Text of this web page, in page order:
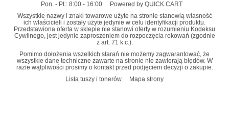
Pon. - Pt.: 8:00 - 16:00
Powered by QUICK.CART
Wszystkie nazwy i znaki towarowe użyte na stronie stanowią własność
ich właścicieli i zostały użyte jedynie w celu identyfikacji produktu.
Przedstawiona oferta w sklepie nie stanowi oferty w rozumieniu Kodeksu
Cywilnego, jest jedynie zaproszeniem do rozpoczęcia rokowań (zgodnie
z art. 71 k.c.).
Pomimo dołożenia wszelkich starań nie możemy zagwarantować, że
wszystkie dane techniczne zawarte na stronie nie zawierają błędów. W
razie wątpliwości prosimy o kontakt przed podjęciem decyzji o zakupie.
Lista tuszy i tonerów
Mapa strony